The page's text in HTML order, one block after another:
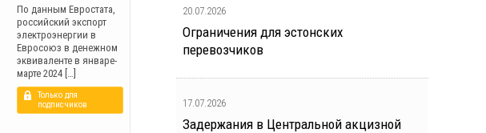
По данным Евростата,
российский экспорт
электроэнергии в
Евросоюз в денежном
эквиваленте в январе-
марте 2024 […]
Только для
подписчиков
20.07.2026
Ограничения для эстонских
перевозчиков
17.07.2026
Задержания в Центральной акцизной